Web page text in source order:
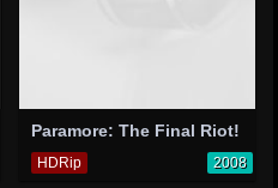
Paramore: The Final Riot!
HDRip 2008